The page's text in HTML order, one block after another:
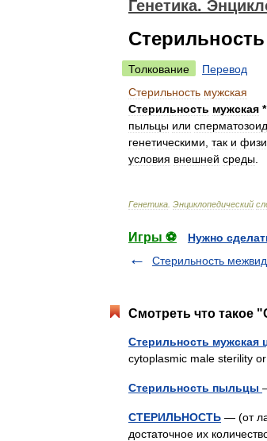
Генетика.
Толкование
Перевод
Стерильность мужская
Стерильность мужская *
пыльцы или
генетическими так и
условия внешней среды
Генетика Энциклопедический
Игры ⚽
Нужно
Стерильность
Смотреть что такое
Стерильность мужская
cytoplasmic male sterility
Стерильность пыльцы
СТЕРИЛЬНОСТЬ — (от
достаточное их